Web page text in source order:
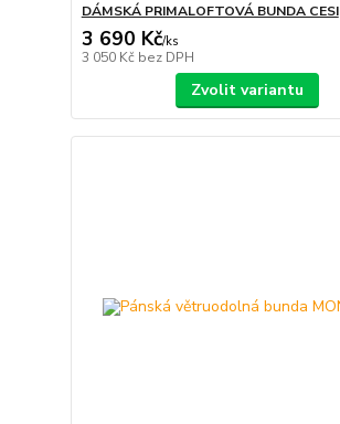
DÁMSKÁ PRIMALOFTOVÁ BUNDA CESI
3 690 Kč/ks
3 050 Kč bez DPH
Zvolit variantu